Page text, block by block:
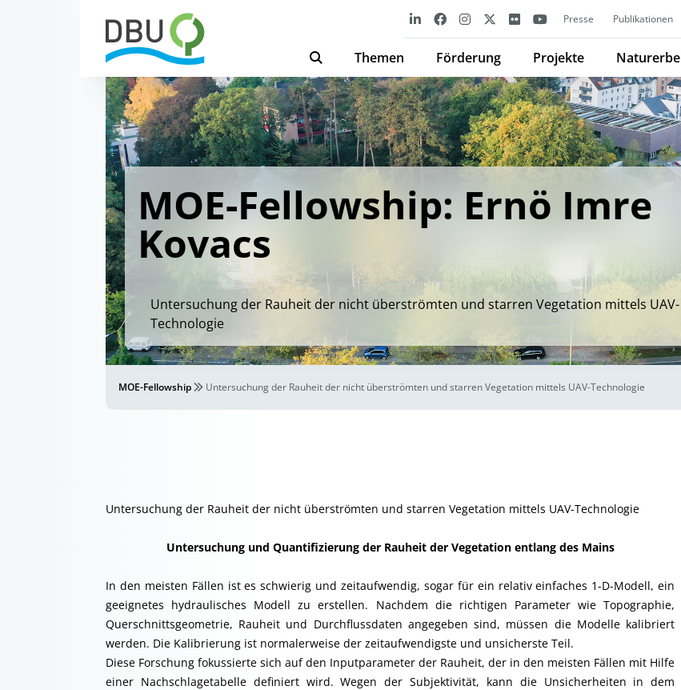
Presse Publikationen
Themen Förderung Projekte Naturerbe
MOE-Fellowship: Ernö Imre
Kovacs
Untersuchung der Rauheit der nicht überströmten und starren Vegetation mittels UAV-
Technologie
MOE-Fellowship Untersuchung der Rauheit der nicht überströmten und starren Vegetation mittels UAV-Technologie
Untersuchung der Rauheit der nicht überströmten und starren Vegetation mittels UAV-Technologie
Untersuchung und Quantifizierung der Rauheit der Vegetation entlang des Mains
In den meisten Fällen ist es schwierig und zeitaufwendig, sogar für ein relativ einfaches 1-D-Modell, ein
geeignetes hydraulisches Modell zu erstellen. Nachdem die richtigen Parameter wie Topographie,
Querschnittsgeometrie, Rauheit und Durchflussdaten angegeben sind, müssen die Modelle kalibriert
werden. Die Kalibrierung ist normalerweise der zeitaufwendigste und unsicherste Teil.
Diese Forschung fokussierte sich auf den Inputparameter der Rauheit, der in den meisten Fällen mit Hilfe
einer Nachschlagetabelle definiert wird. Wegen der Subjektivität, kann die Unsicherheiten in dem